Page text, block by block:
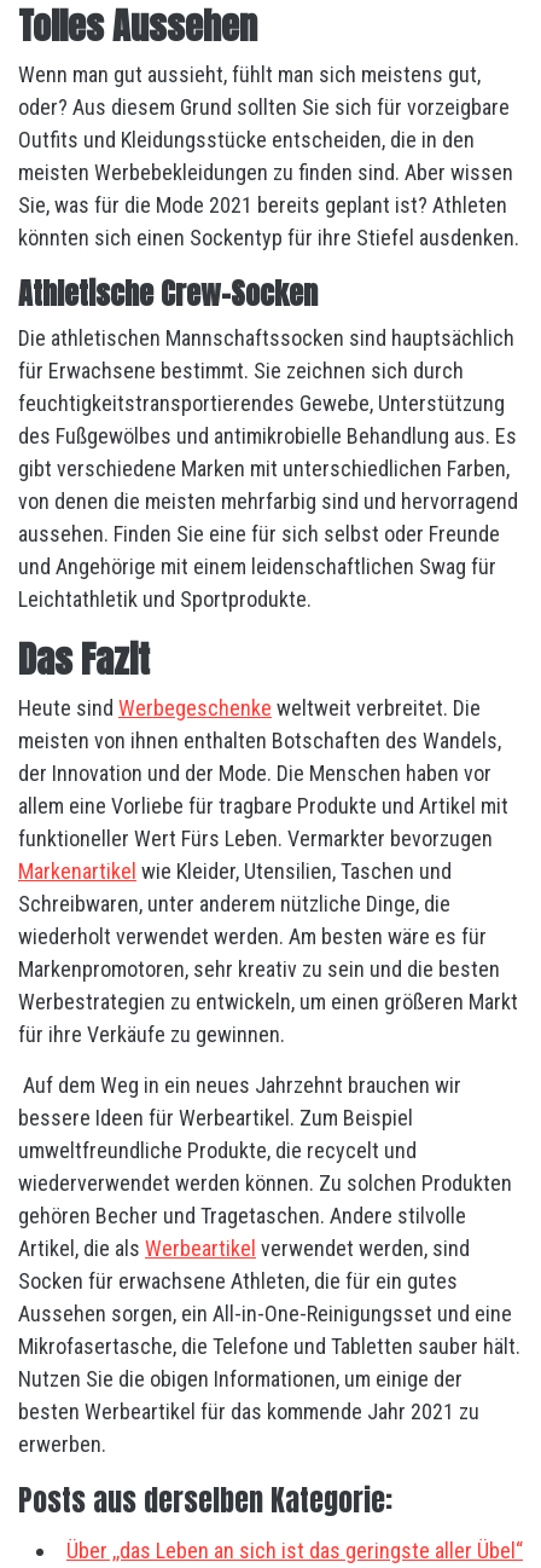
Tolles Aussehen
Wenn man gut aussieht, fühlt man sich meistens gut,
oder? Aus diesem Grund sollten Sie sich für vorzeigbare
Outfits und Kleidungsstücke entscheiden, die in den
meisten Werbebekleidungen zu finden sind. Aber wissen
Sie, was für die Mode 2021 bereits geplant ist? Athleten
könnten sich einen Sockentyp für ihre Stiefel ausdenken.
Athletische Crew-Socken
Die athletischen Mannschaftssocken sind hauptsächlich
für Erwachsene bestimmt. Sie zeichnen sich durch
feuchtigkeitstransportierendes Gewebe, Unterstützung
des Fußgewölbes und antimikrobielle Behandlung aus. Es
gibt verschiedene Marken mit unterschiedlichen Farben,
von denen die meisten mehrfarbig sind und hervorragend
aussehen. Finden Sie eine für sich selbst oder Freunde
und Angehörige mit einem leidenschaftlichen Swag für
Leichtathletik und Sportprodukte.
Das Fazit
Heute sind Werbegeschenke weltweit verbreitet. Die
meisten von ihnen enthalten Botschaften des Wandels,
der Innovation und der Mode. Die Menschen haben vor
allem eine Vorliebe für tragbare Produkte und Artikel mit
funktioneller Wert Fürs Leben. Vermarkter bevorzugen
Markenartikel wie Kleider, Utensilien, Taschen und
Schreibwaren, unter anderem nützliche Dinge, die
wiederholt verwendet werden. Am besten wäre es für
Markenpromotoren, sehr kreativ zu sein und die besten
Werbestrategien zu entwickeln, um einen größeren Markt
für ihre Verkäufe zu gewinnen.
Auf dem Weg in ein neues Jahrzehnt brauchen wir
bessere Ideen für Werbeartikel. Zum Beispiel
umweltfreundliche Produkte, die recycelt und
wiederverwendet werden können. Zu solchen Produkten
gehören Becher und Tragetaschen. Andere stilvolle
Artikel, die als Werbeartikel verwendet werden, sind
Socken für erwachsene Athleten, die für ein gutes
Aussehen sorgen, ein All-in-One-Reinigungsset und eine
Mikrofasertasche, die Telefone und Tabletten sauber hält.
Nutzen Sie die obigen Informationen, um einige der
besten Werbeartikel für das kommende Jahr 2021 zu
erwerben.
Posts aus derselben Kategorie:
Über ,,das Leben an sich ist das geringste aller Übel“